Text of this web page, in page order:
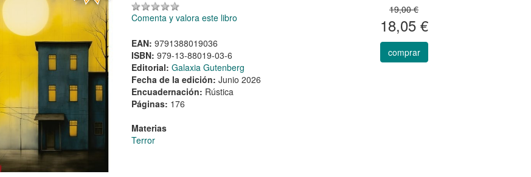
Comenta y valora este libro
EAN: 9791388019036
ISBN: 979-13-88019-03-6
Editorial: Galaxia Gutenberg
Fecha de la edición: Junio 2026
Encuadernación: Rústica
Páginas: 176
Materias
Terror
19,00 €
18,05 €
comprar